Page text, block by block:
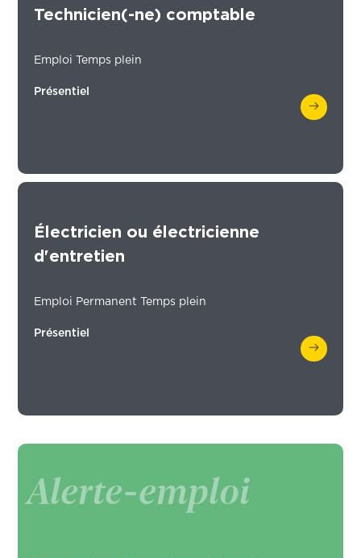
Technicien(-ne) comptable
Présentiel
Emploi Temps plein
Électricien ou électricienne
d'entretien
Présentiel
Emploi Permanent Temps plein
Alerte-emploi